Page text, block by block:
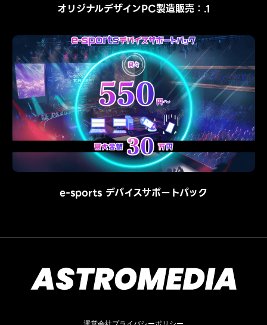
オリジナルデザインPC製造販売：.1
e-sports デバイスサポートパック